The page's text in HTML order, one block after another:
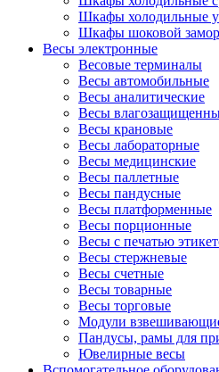
Шкафы холодильные
Шкафы шоковой
Весы электронные
Весовые терминалы
Весы автомобильные
Весы аналитические
Весы
Весы крановые
Весы лабораторные
Весы медицинские
Весы паллетные
Весы пандусные
Весы платформенные
Весы порционные
Весы с печатью
Весы стержневые
Весы счетные
Весы товарные
Весы торговые
Модули
Пандусы, рамы для
Ювелирные весы